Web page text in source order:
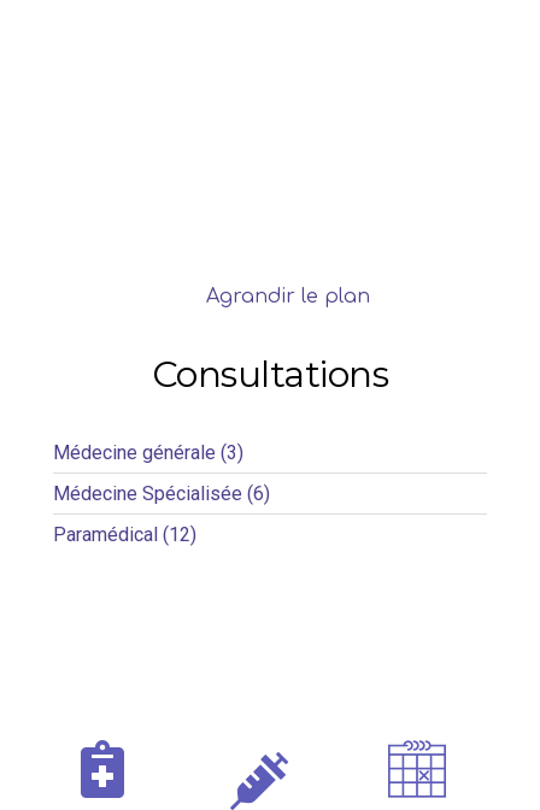
Agrandir le plan
Consultations
Médecine générale (3)
Médecine Spécialisée (6)
Paramédical (12)